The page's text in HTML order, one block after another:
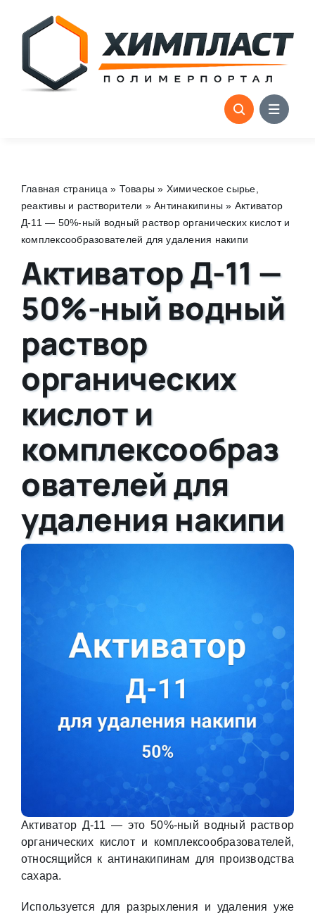
content
Главная страница » Товары » Химическое сырье,
реактивы и растворители »Антинакипины » Активатор
Д-11 — 50%-ный водный раствор органических кислот и
комплексообразователей для удаления накипи
Активатор Д-11 —
50%-ный водный
раствор
органических
кислот и
комплексообраз
ователей для
удаления накипи
Активатор Д-11 — это 50%-ный водный раствор
органических кислот и комплексообразователей,
относящийся к антинакипинам для производства
сахара.
Используется для разрыхления и удаления уже